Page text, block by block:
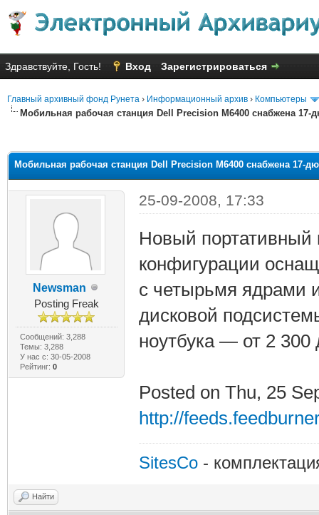
Здравствуйте, Гость! Вход Зарегистрироваться
Главный архивный фонд Рунета › Информационный архив › Компьютеры
Мобильная рабочая станция Dell Precision M6400 снабжена
Мобильная рабочая станция Dell Precision M6400 снабжена 17-
Newsman
Posting Freak
Сообщений: 3,288
Темы: 3,288
У нас с: 30-05-2008
Рейтинг: 0
25-09-2008, 17:33
Новый портативный
конфигурации
с четырьмя ядрами
дисковой
ноутбука — от 2 300
Posted on Thu, 25
http://
SitesCo-
Найти